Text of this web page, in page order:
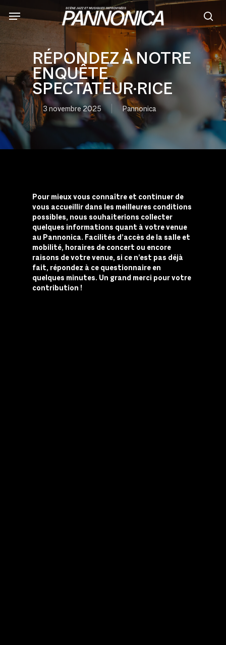
to
main
RÉPONDEZ À NOTRE
ENQUÊTE
SPECTATEUR·RICE
3 novembre 2025 Pannonica
Pour mieux vous connaître et continuer de
vous accueillir dans les meilleures conditions
possibles, nous souhaiterions collecter
quelques informations quant à votre venue
au Pannonica. Facilités d’accès de la salle et
mobilité, horaires de concert ou encore
raisons de votre venue, si ce n’est pas déjà
fait, répondez à ce questionnaire en
quelques minutes. Un grand merci pour votre
contribution !